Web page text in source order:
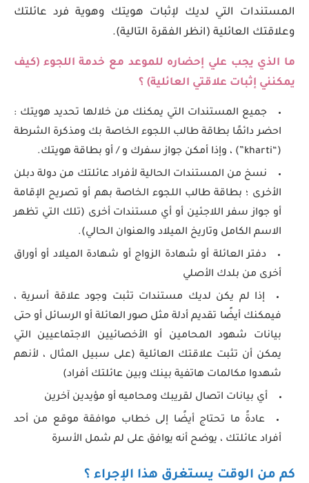
المستندات التي لديك لإثبات هويتك وهوية فرد عائلتك
وعلاقتك العائلية (انظر الفقرة التالية).
ما الذي يجب علي إحضاره للموعد مع خدمة اللجوء (كيف
يمكنني إثبات علاقتي العائلية) ؟
جميع المستندات التي يمكنك من خلالها تحديد هويتك :
احضر دائمًا بطاقة طالب اللجوء الخاصة بك ومذكرة الشرطة
(“kharti”) ، وإذا أمكن جواز سفرك و / أو بطاقة هويتك.
نسخ من المستندات الحالية لأفراد عائلتك من دولة دبلن
الأخرى ؛ بطاقة طالب اللجوء الخاصة بهم أو تصريح الإقامة
أو جواز سفر اللاجئين أو أي مستندات أخرى (تلك التي تظهر
الاسم الكامل وتاريخ الميلاد والعنوان الحالي).
دفتر العائلة أو شهادة الزواج أو شهادة الميلاد أو أوراق
أخرى من بلدك الأصلي
إذا لم يكن لديك مستندات تثبت وجود علاقة أسرية ،
فيمكنك أيضًا تقديم أدلة مثل صور العائلة أو الرسائل أو حتى
بيانات شهود المحامين أو الأخصائيين الاجتماعيين التي
يمكن أن تثبت علاقتك العائلية (على سبيل المثال ، لأنهم
شهدوا مكالمات هاتفية بينك وبين عائلتك أفراد)
أي بيانات اتصال لقريبك ومحاميه أو مؤيدين آخرين
عادةً ما تحتاج أيضًا إلى خطاب موافقة موقع من أحد
أفراد عائلتك ، يوضح أنه يوافق على لم شمل الأسرة
كم من الوقت يستغرق هذا الإجراء ؟